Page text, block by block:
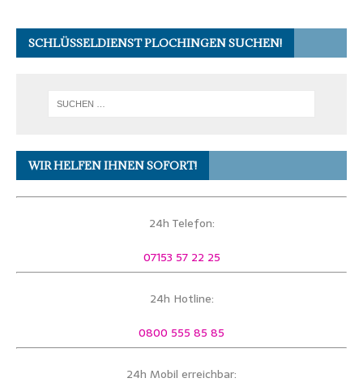
SCHLÜSSELDIENST PLOCHINGEN SUCHEN!
WIR HELFEN IHNEN SOFORT!
24h Telefon:
07153 57 22 25
24h Hotline:
0800 555 85 85
24h Mobil erreichbar: